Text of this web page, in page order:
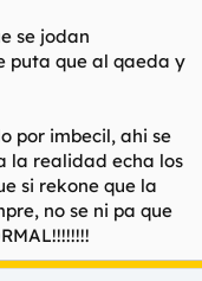
se jodan
puta que al qaeda y
por imbecil, ahi se
la realidad echa los
si rekone que la
no se ni pa que